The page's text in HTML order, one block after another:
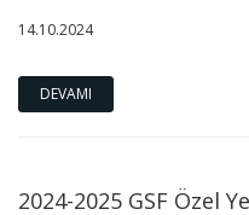
14.10.2024
DEVAMI
2024-2025 GSF Özel